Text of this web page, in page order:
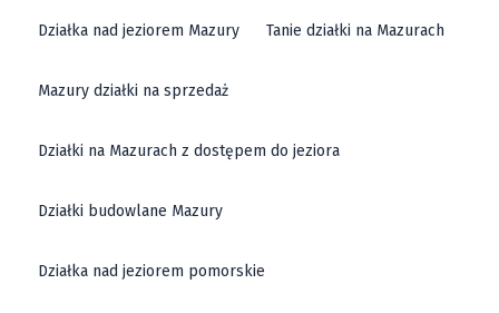
Działka nad jeziorem Mazury Tanie działki na Mazurach
Mazury działki na sprzedaż
Działki na Mazurach z dostępem do jeziora
Działki budowlane Mazury
Działka nad jeziorem pomorskie